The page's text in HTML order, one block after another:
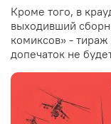
Кроме того, в
выходивший
комиксов» - тираж
допечаток не